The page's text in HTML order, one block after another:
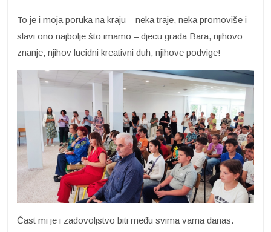
To je i moja poruka na kraju – neka traje, neka promoviše i
slavi ono najbolje što imamo – djecu grada Bara, njihovo
znanje, njihov lucidni kreativni duh, njihove podvige!
Čast mi je i zadovoljstvo biti među svima vama danas.